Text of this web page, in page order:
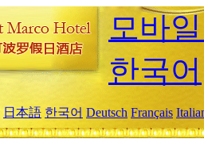
모바
한국어
日本語 한국어 Deutsch Français